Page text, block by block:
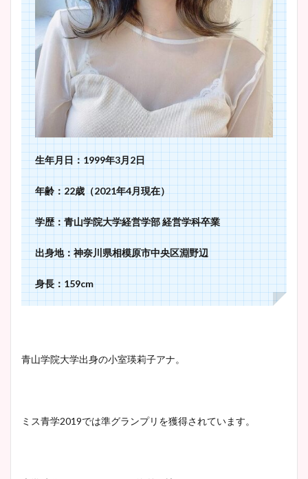
生年月日：1999年3月2日
年齢：22歳（2021年4月現在）
学歴：青山学院大学経営学部 経営学科卒業
出身地：神奈川県相模原市中央区淵野辺
身長：159cm
青山学院大学出身の小室瑛莉子アナ。
ミス青学2019では準グランプリを獲得されています。